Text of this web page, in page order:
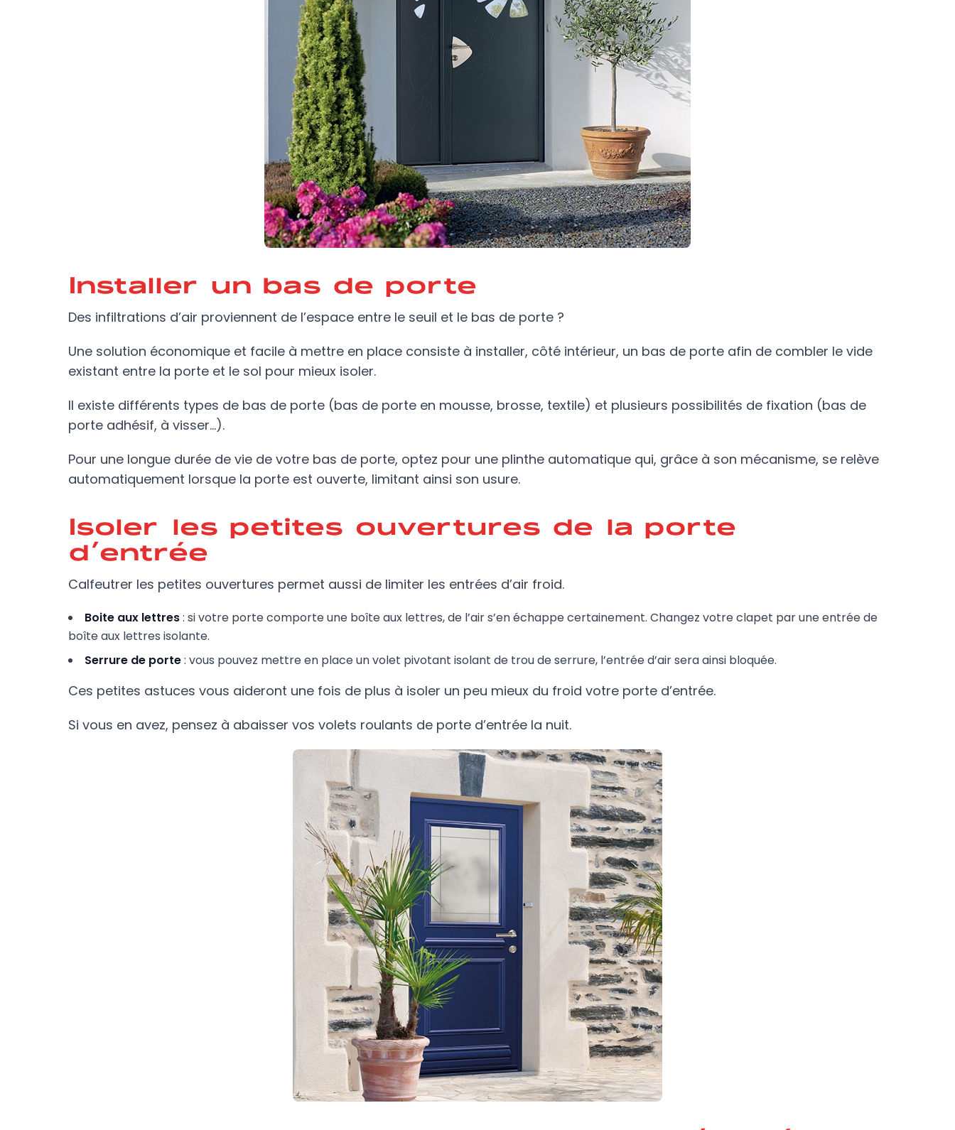
Installer un bas de porte
Des infiltrations d’air proviennent de l’espace entre le seuil et le bas de porte ?
Une solution économique et facile à mettre en place consiste à installer, côté intérieur, un bas de porte afin de combler le vide
existant entre la porte et le sol pour mieux isoler.
Il existe différents types de bas de porte (bas de porte en mousse, brosse, textile) et plusieurs possibilités de fixation (bas de
porte adhésif, à visser…).
Pour une longue durée de vie de votre bas de porte, optez pour une plinthe automatique qui, grâce à son mécanisme, se relève
automatiquement lorsque la porte est ouverte, limitant ainsi son usure.
Isoler les petites ouvertures de la porte
d’entrée
Calfeutrer les petites ouvertures permet aussi de limiter les entrées d’air froid.
Boite aux lettres: si votre porte comporte une boîte aux lettres, de l’air s’en échappe certainement. Changez votre clapet par une entrée de
boîte aux lettres isolante.
Serrure de porte: vous pouvez mettre en place un volet pivotant isolant de trou de serrure, l’entrée d’air sera ainsi bloquée.
Ces petites astuces vous aideront une fois de plus à isoler un peu mieux du froid votre porte d’entrée.
Si vous en avez, pensez à abaisser vos volets roulants de porte d’entrée la nuit.